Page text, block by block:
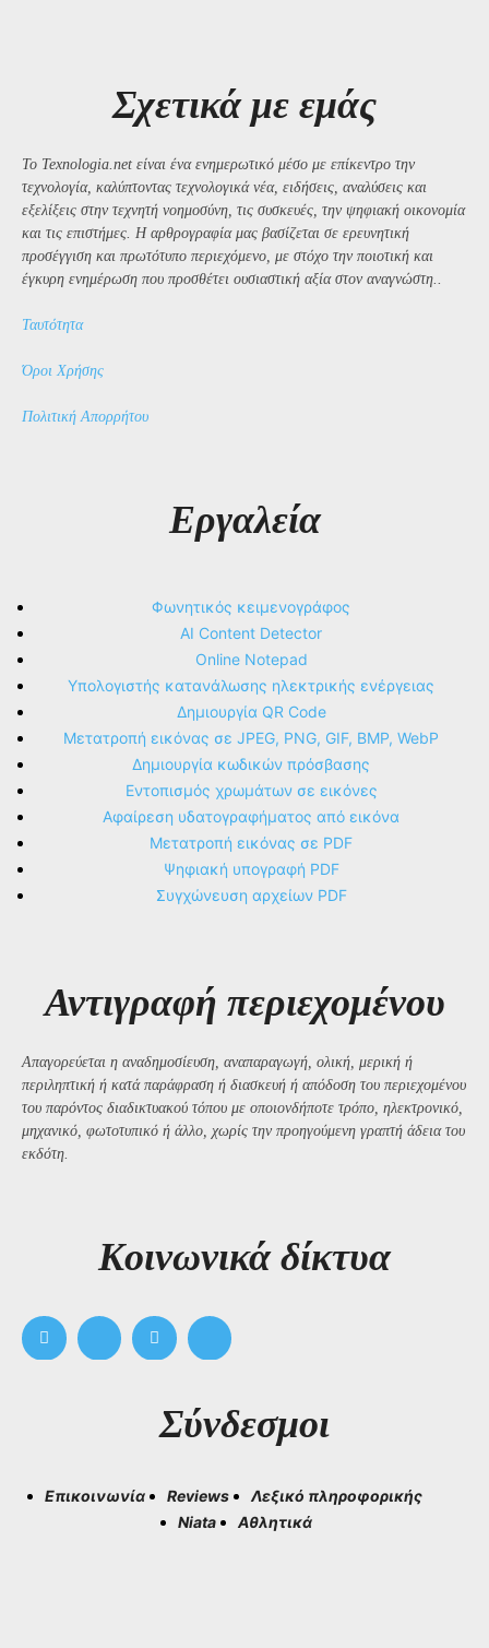
Σχετικά με εμάς
Το Texnologia.net είναι ένα ενημερωτικό μέσο με επίκεντρο την
τεχνολογία, καλύπτοντας τεχνολογικά νέα, ειδήσεις, αναλύσεις και
εξελίξεις στην τεχνητή νοημοσύνη, τις συσκευές, την ψηφιακή οικονομία
και τις επιστήμες. Η αρθρογραφία μας βασίζεται σε ερευνητική
προσέγγιση και πρωτότυπο περιεχόμενο, με στόχο την ποιοτική και
έγκυρη ενημέρωση που προσθέτει ουσιαστική αξία στον αναγνώστη..
Ταυτότητα
Όροι Χρήσης
Πολιτική Απορρήτου
Εργαλεία
Φωνητικός κειμενογράφος
AI Content Detector
Online Notepad
Υπολογιστής κατανάλωσης ηλεκτρικής ενέργειας
Δημιουργία QR Code
Μετατροπή εικόνας σε JPEG, PNG, GIF, BMP, WebP
Δημιουργία κωδικών πρόσβασης
Εντοπισμός χρωμάτων σε εικόνες
Αφαίρεση υδατογραφήματος από εικόνα
Μετατροπή εικόνας σε PDF
Ψηφιακή υπογραφή PDF
Συγχώνευση αρχείων PDF
Αντιγραφή περιεχομένου
Απαγορεύεται η αναδημοσίευση, αναπαραγωγή, ολική, μερική ή
περιληπτική ή κατά παράφραση ή διασκευή ή απόδοση του περιεχομένου
του παρόντος διαδικτυακού τόπου με οποιονδήποτε τρόπο, ηλεκτρονικό,
μηχανικό, φωτοτυπικό ή άλλο, χωρίς την προηγούμενη γραπτή άδεια του
εκδότη.
Kοινωνικά δίκτυα
Σύνδεσμοι
Επικοινωνία Reviews
Λεξικό πληροφορικής
Niata
Αθλητικά